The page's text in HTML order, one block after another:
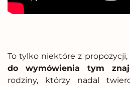
.
To tylko niektóre z
do wymówienia tym
rodziny, którzy nadal